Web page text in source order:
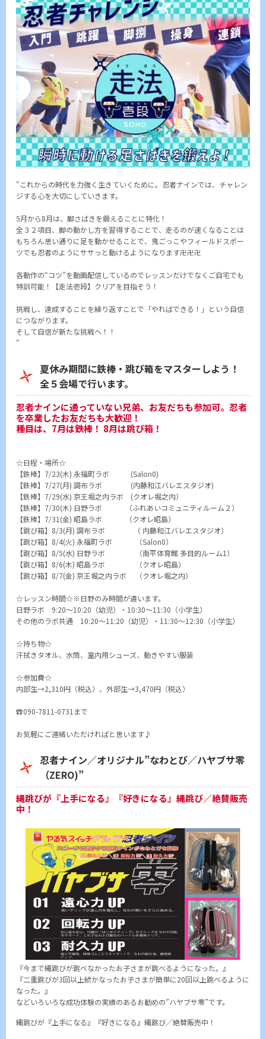
"これからの時代を力強く生きていくために。忍者ナインでは、チャレン
ジする心を大切にしていきます。
5月から8月は、脚さばきを鍛えることに特化！
全３２項目、脚の動かし方を習得することで、走るのが速くなることは
もちろん思い通りに足を動かせることで、鬼ごっこやフィールドスポー
ツでも忍者のようにササっと動けるようになります卍卍卍
各動作の“コツ”を動画配信しているのでレッスンだけでなくご自宅でも
特訓可能！【走法壱段】クリアを目指そう！
挑戦し、達成することを繰り返すことで「やればできる！」という自信
につながります。
そして自信が新たな挑戦へ！！
"
夏休み期間に鉄棒・跳び箱をマスターしよう！
全５会場で行います。
忍者ナインに通っていない兄弟、お友だちも参加可。忍者
を卒業したお友だちも大歓迎！
種目は、7月は鉄棒！ 8月は跳び箱！
☆日程・場所☆
【鉄棒】7/23(木) 永福町ラボ (Salon0)
【鉄棒】7/27(月) 調布ラボ (内藤和江バレエスタジオ)
【鉄棒】7/29(水) 京王堀之内ラボ (クオレ堀之内）
【鉄棒】7/30(木) 日野ラボ （ふれあいコミュニティルーム２）
【鉄棒】7/31(金) 昭島ラボ （クオレ昭島）
【跳び箱】8/3(月) 調布ラボ （ 内藤和江バレエスタジオ）
【跳び箱】8/4(火) 永福町ラボ （Salon0）
【跳び箱】8/5(水) 日野ラボ （南平体育館 多目的ルーム1）
【跳び箱】8/6(木) 昭島ラボ （クオレ昭島）
【跳び箱】8/7(金) 京王堀之内ラボ （クオレ堀之内）
☆レッスン時間☆※日野のみ時間が違います。
日野ラボ 9:20～10:20（幼児）・10:30～11:30（小学生）
その他のラボ共通 10:20～11:20（幼児）・11:30～12:30（小学生）
☆持ち物☆
汗拭きタオル、水筒、室内用シューズ、動きやすい服装
☆参加費☆
内部生→2,310円（税込）、外部生→3,470円（税込）
☎090-7811-0731まで
お気軽にご連絡いただければと思います♪
忍者ナイン／オリジナル”なわとび／ハヤブサ零
（ZERO)”
縄跳びが『上手になる』『好きになる』縄跳び／絶賛販売
中！
『今まで縄跳びが跳べなかったお子さまが跳べるようになった。』
『二重跳びが3回以上続かなったお子さまが簡単に20回以上跳べるように
なった。』
などいろいろな成功体験の実績のあるお勧めの”ハヤブサ零”です。
縄跳びが『上手になる』『好きになる』縄跳び／絶賛販売中！